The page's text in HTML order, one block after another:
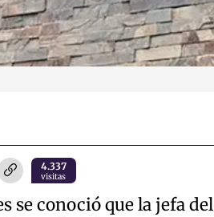
4.337
visitas
se conoció que la jefa